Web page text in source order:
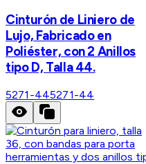
Cinturón de Liniero de
Lujo, Fabricado en
Poliéster, con 2 Anillos
tipo D, Talla 44.
5271-445271-44